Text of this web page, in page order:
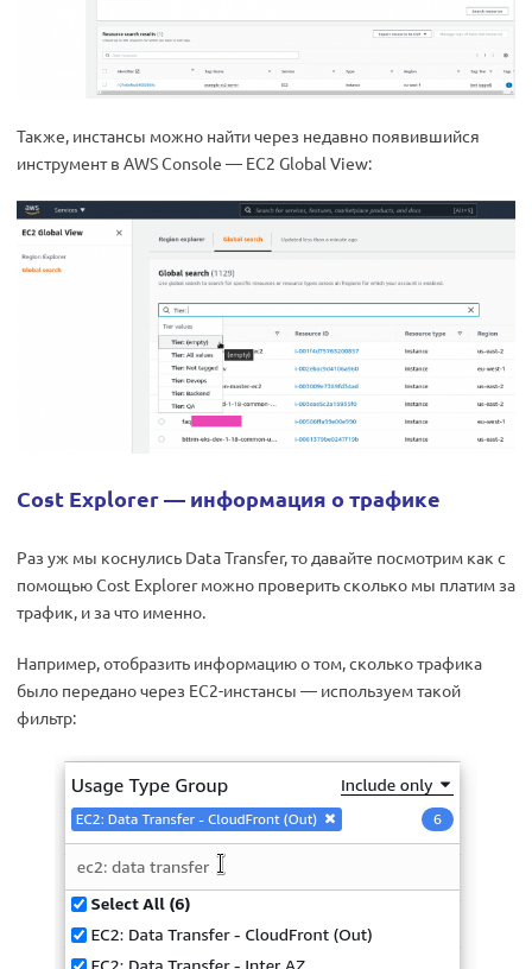
Также, инстансы можно найти через недавно появившийся
инструмент в AWS Console — EC2 Global View:
Cost Explorer — информация о трафике
Раз уж мы коснулись Data Transfer, то давайте посмотрим как с
помощью Cost Explorer можно проверить сколько мы платим за
трафик, и за что именно.
Например, отобразить информацию о том, сколько трафика
было передано через EC2-инстансы — используем такой
фильтр: